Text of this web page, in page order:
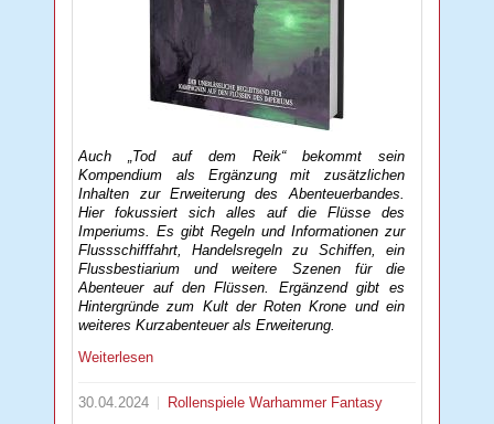
Auch „Tod auf dem Reik“ bekommt sein
Kompendium als Ergänzung mit zusätzlichen
Inhalten zur Erweiterung des Abenteuerbandes.
Hier fokussiert sich alles auf die Flüsse des
Imperiums. Es gibt Regeln und Informationen zur
Flussschifffahrt, Handelsregeln zu Schiffen, ein
Flussbestiarium und weitere Szenen für die
Abenteuer auf den Flüssen. Ergänzend gibt es
Hintergründe zum Kult der Roten Krone und ein
weiteres Kurzabenteuer als Erweiterung.
Weiterlesen
30.04.2024 RollenspieleWarhammer Fantasy